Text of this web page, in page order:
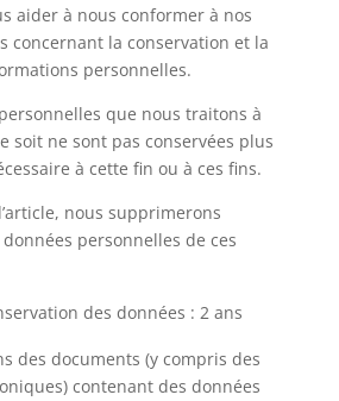
aider à nous conformer à nos
concernant la conservation et la
personnelles.
que nous traitons à
soit ne sont pas conservées plus
à cette fin ou à ces fins.
nous supprimerons
personnelles de ces
des données : 2 ans
des documents (y compris des
contenant des données